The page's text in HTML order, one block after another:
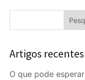
Artigos recentes
O que pode esperar